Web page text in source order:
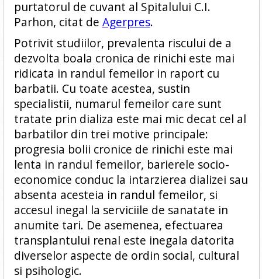
purtatorul de cuvant al Spitalului C.I.
Parhon, citat de Agerpres.
Potrivit studiilor, prevalenta riscului de a
dezvolta boala cronica de rinichi este mai
ridicata in randul femeilor in raport cu
barbatii. Cu toate acestea, sustin
specialistii, numarul femeilor care sunt
tratate prin dializa este mai mic decat cel al
barbatilor din trei motive principale:
progresia bolii cronice de rinichi este mai
lenta in randul femeilor, barierele socio-
economice conduc la intarzierea dializei sau
absenta acesteia in randul femeilor, si
accesul inegal la serviciile de sanatate in
anumite tari. De asemenea, efectuarea
transplantului renal este inegala datorita
diverselor aspecte de ordin social, cultural
si psihologic.